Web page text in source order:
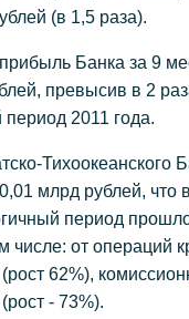
(в 1,5 раза).
Банка за 9
превысив в 2
2011 года.
Тихоокеанского
млрд рублей, что
период
числе: от операций
62%),
- 73%).